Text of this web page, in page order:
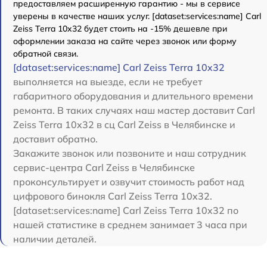
предоставляем расширенную гарантию - мы в сервисе
уверены в качестве наших услуг. [dataset:services:name] Carl
Zeiss Terra 10x32 будет стоить на -15% дешевле при
оформлении заказа на сайте через звонок или форму
обратной связи.
[dataset:services:name] Carl Zeiss Terra 10x32
выполняется на выезде, если не требует
габаритного оборудования и длительного времени
ремонта. В таких случаях наш мастер доставит Carl
Zeiss Terra 10x32 в сц Carl Zeiss в Челябинске и
доставит обратно.
Закажите звонок или позвоните и наш сотрудник
сервис-центра Carl Zeiss в Челябинске
проконсультирует и озвучит стоимость работ над
цифрового бинокля Carl Zeiss Terra 10x32.
[dataset:services:name] Carl Zeiss Terra 10x32 по
нашей статистике в среднем занимает 3 часа при
наличии деталей.